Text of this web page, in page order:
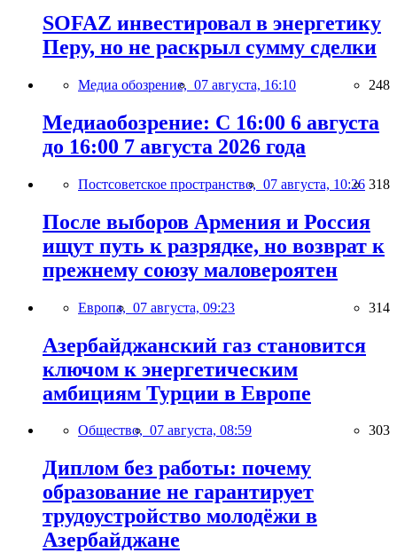
SOFAZ инвестировал в энергетику
Перу, но не раскрыл сумму сделки
Медиа обозрение, 07 августа, 16:10 248
Медиаобозрение: С 16:00 6 августа
до 16:00 7 августа 2026 года
Постсоветское пространство, 07 августа, 10:26 318
После выборов Армения и Россия
ищут путь к разрядке, но возврат к
прежнему союзу маловероятен
Европа, 07 августа, 09:23 314
Азербайджанский газ становится
ключом к энергетическим
амбициям Турции в Европе
Общество, 07 августа, 08:59 303
Диплом без работы: почему
образование не гарантирует
трудоустройство молодёжи в
Азербайджане